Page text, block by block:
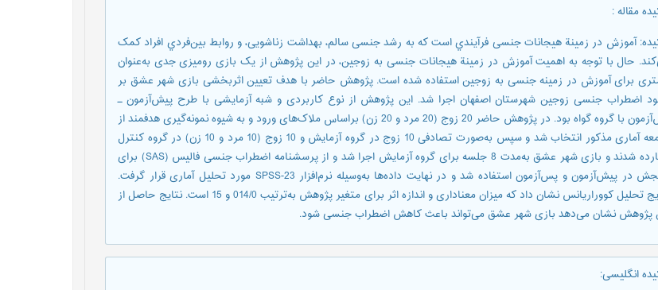
مقاله:
آﻣﻮزش در زمینة هیجانات ﺟﻨﺴﯽ ﻓﺮآﯾﻨﺪي اﺳﺖ ﮐﻪ ﺑﻪ رﺷﺪ ﺟﻨﺴﯽ ﺳﺎﻟﻢ، ﺑﻬﺪاﺷﺖ زﻧﺎﺷﻮﯾﯽ، و رواﺑﻂ ﺑﯿﻦ‌ﻓﺮدي افراد ﮐﻤﮏ
حال با توجه به اهمیت آموزش در زمینة هیجانات جنسی به زوجین، در این پژوهش از یک بازی رومیزی جدی به‌عنوان
برای آموزش در زمینه جنسی به زوجین استفاده شده ‌است. پژوهش حاضر با هدف تعیین اثربخشی بازی شهر عشق بر
اضطراب جنسی زوجین شهرستان اصفهان اجرا شد. این پژوهش از نوع کاربردی و شبه آزمایشی با طرح پیش‌آزمون ـ
پس‌آزمون با گروه گواه بود. در پژوهش حاضر 20 زوج (20 مرد و 20 زن) براساس ملاک‌های ورود و به شیوه نمونه‌گیری هدفمند از
جامعه آماری مذکور انتخاب شد و سپس به‌صورت تصادفی 10 زوج در گروه آزمایش و 10 زوج (10 مرد و 10 زن) در گروه کنترل
گمارده ‌شدند و بازی شهر عشق به‌مدت 8 جلسه برای گروه آزمایش اجرا شد و از پرسشنامه ‌اضطراب جنسی فالیس (SAS) برای
سنجش در پیش‌آزمون و پس‌آزمون استفاده شد و در نهایت داده‌ها به‌وسیله نرم‌افزار SPSS-23 مورد تحلیل آماری قرار گرفت.
نتایج تحلیل کووراریانس نشان داد که میزان معناداری و اندازه اثر برای متغیر پژوهش به‌ترتیب 014/0 و 15 است. نتایج حاصل از
پژوهش نشان می‌دهد بازی شهر عشق می‌تواند باعث کاهش اضطراب جنسی شود.
انگلیسی: